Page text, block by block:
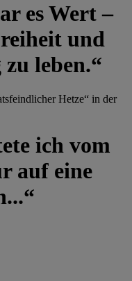
es Wert –
und
leben.“
Hetze“ in der
ich vom
auf eine